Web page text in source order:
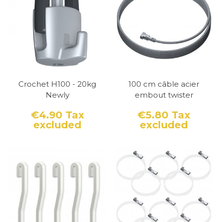
Crochet H100 - 20kg
Newly
Price
€4.90 Tax
excluded
100 cm câble acier
embout twister
Price
€5.80 Tax
excluded